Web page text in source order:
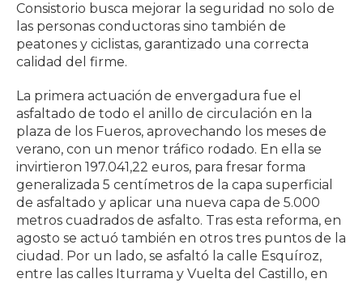
Consistorio busca mejorar la seguridad no solo de
las personas conductoras sino también de
peatones y ciclistas, garantizado una correcta
calidad del firme.
La primera actuación de envergadura fue el
asfaltado de todo el anillo de circulación en la
plaza de los Fueros, aprovechando los meses de
verano, con un menor tráfico rodado. En ella se
invirtieron 197.041,22 euros, para fresar forma
generalizada 5 centímetros de la capa superficial
de asfaltado y aplicar una nueva capa de 5.000
metros cuadrados de asfalto. Tras esta reforma, en
agosto se actuó también en otros tres puntos de la
ciudad. Por un lado, se asfaltó la calle Esquíroz,
entre las calles Iturrama y Vuelta del Castillo, en